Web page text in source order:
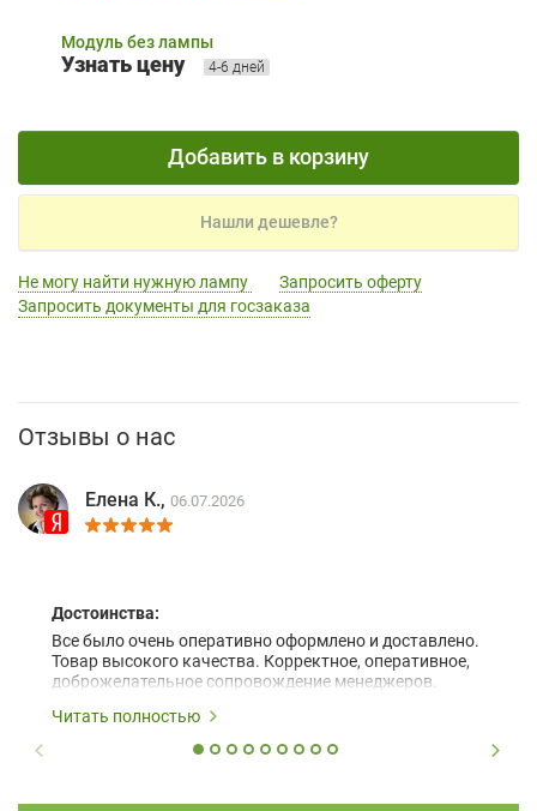
Модуль без лампы
Узнать цену 4-6 дней
Добавить в корзину
Нашли дешевле?
Не могу найти нужную лампу
Запросить оферту
Запросить документы для госзаказа
Отзывы о нас
Елена К., 06.07.2026
Достоинства:
Все было очень оперативно оформлено и доставлено.
Товар высокого качества. Корректное, оперативное,
доброжелательное сопровождение менеджеров.
Читать полностью